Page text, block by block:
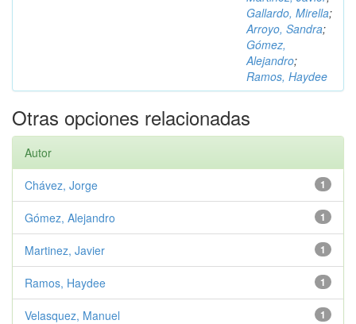
Gallardo, Mirella;
Arroyo, Sandra;
Gómez,
Alejandro;
Ramos, Haydee
Otras opciones relacionadas
Autor
1
Chávez, Jorge
1
Gómez, Alejandro
1
Martinez, Javier
1
Ramos, Haydee
1
Velasquez, Manuel